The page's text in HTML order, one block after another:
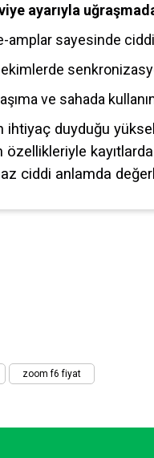
ayarıyla
amplar sayesinde
ve sahada
ihtiyaç duyduğu
özellikleriyle
ciddi anlamda
zoom f6 fiyat